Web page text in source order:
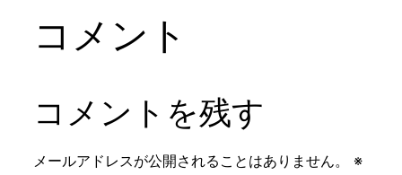
コメント
コメントを残す
メールアドレスが公開されることはありません。
※